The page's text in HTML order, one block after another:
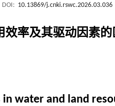
DOI: 10.13869/j.cnki.rswc.2026.03.036
率及其驱动因素
water and land